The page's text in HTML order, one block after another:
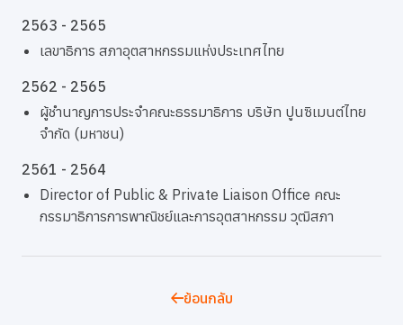
2563 - 2565
เลขาธิการ สภาอุตสาหกรรมแห่งประเทศไทย
2562 - 2565
ผู้ชำนาญการประจำคณะธรรมาธิการ บริษัท ปูนซิเมนต์ไทย
จำกัด (มหาชน)
2561 - 2564
Director of Public & Private Liaison Office คณะ
กรรมาธิการการพาณิชย์และการอุตสาหกรรม วุฒิสภา
ย้อนกลับ